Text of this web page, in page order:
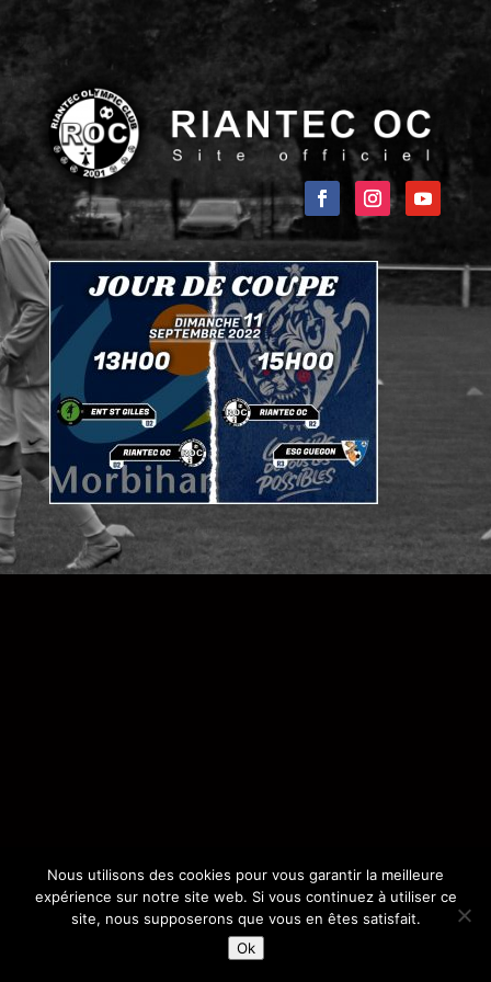
Nous utilisons des cookies pour vous garantir la meilleure
expérience sur notre site web. Si vous continuez à utiliser ce
site, nous supposerons que vous en êtes satisfait.
Ok